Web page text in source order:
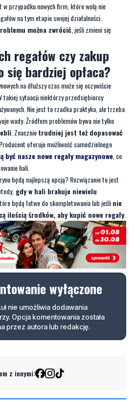
regałów czy zakup
się bardziej opłaca?
na dłuższy czas może się oczywiście
takiej sytuacji niektórzy przedsiębiorcy
Nie jest to rzadka praktyka, ale trzeba
wady. Źródłem problemów bywa nie tylko
. Znacznietrudniej jest też dopasować
oferuje możliwość samodzielnego
być nasze nowe regały magazynowe, co
hali.
będą najlepszą opcją? Rozwiązanie to jest
gdy w hali brakuje niewielu
będą łatwe do skompletowania lub jeśli
ilością środków, aby kupić nowe regały
wyłączone
nie umożliwia dodawania
przez autora lub redakcję.
z innymi: